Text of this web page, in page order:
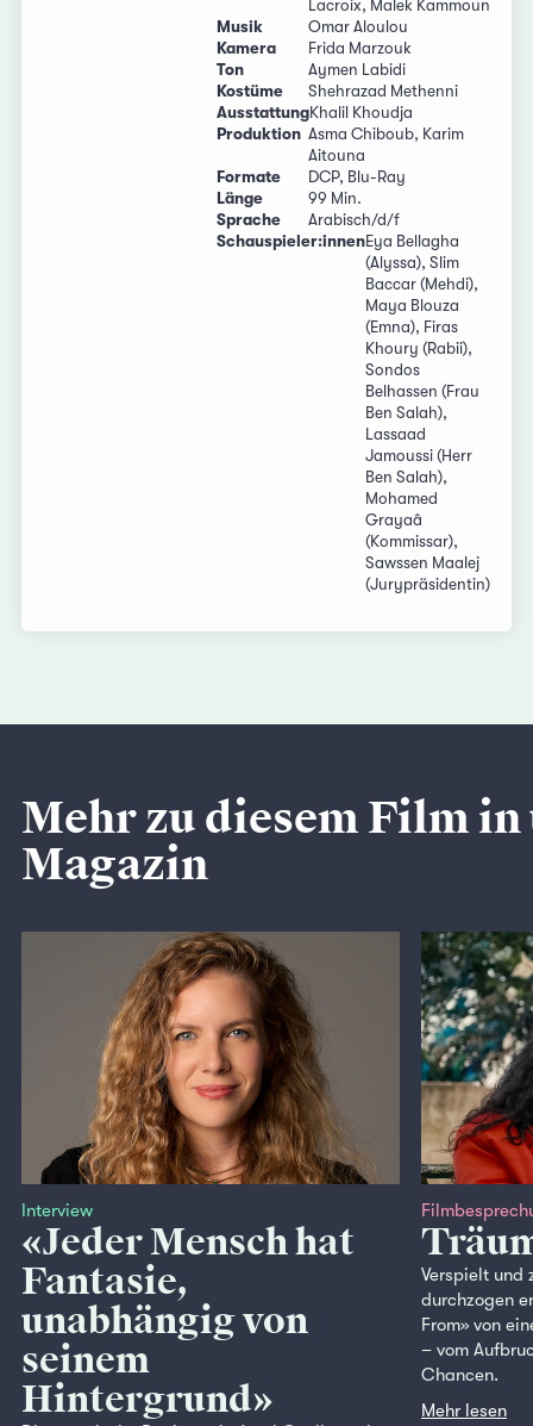
Lacroix, Malek Kammoun
Musik
Omar Aloulou
Kamera
Frida Marzouk
Ton
Aymen Labidi
Kostüme
Shehrazad Methenni
AusstattungKhalil Khoudja
Produktion Asma Chiboub, Karim
Aitouna
Formate
DCP, Blu-Ray
Länge
99 Min.
Sprache
Arabisch/d/f
Schauspieler:innenEya Bellagha
(Alyssa), Slim
Baccar (Mehdi),
Maya Blouza
(Emna), Firas
Khoury (Rabii),
Sondos
Belhassen (Frau
Ben Salah),
Lassaad
Jamoussi (Herr
Ben Salah),
Mohamed
Grayaâ
(Kommissar),
Sawssen Maalej
(Jurypräsidentin)
Mehr zu diesem Film in
Magazin
Interview
«Jeder Mensch hat
Fantasie,
unabhängig von
seinem
Hintergrund»
Verspielt und
durchzogen
From» von
– vom
Chancen.
Mehr lesen